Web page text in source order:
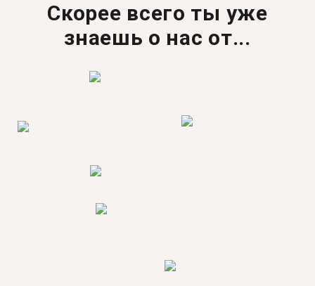
Скорее всего ты уже
знаешь о нас от...